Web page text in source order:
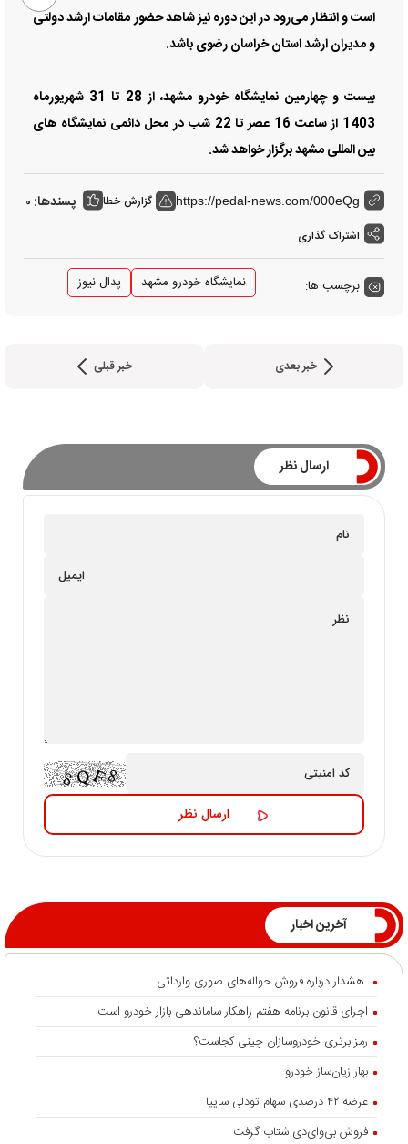
است و انتظار می‌رود در این دوره نیز شاهد حضور مقامات ارشد دولتی
و مدیران ارشد استان خراسان رضوی باشد.
بیست و چهارمین نمایشگاه خودرو مشهد، از 28 تا 31 شهریورماه
1403 از ساعت 16 عصر تا 22 شب در محل دائمی نمایشگاه های
بین المللی مشهد برگزار خواهد شد.
https://pedal-news.com/000eQg گزارش خطا پسندها: 0
اشتراک گذاری
برچسب ها: نمایشگاه خودرو مشهد پدال نیوز
خبر بعدی خبر قبلی
ارسال نظر
آخرین اخبار
هشدار درباره فروش حواله‌های صوری وارداتی
اجرای قانون برنامه هفتم راهکار ساماندهی بازار خودرو است
رمز برتری خودروسازان چینی کجاست؟
بهار زیان‌ساز خودرو
عرضه ۴۲ درصدی سهام تودلی سایپا
فروش بی‌وای‌دی شتاب گرفت